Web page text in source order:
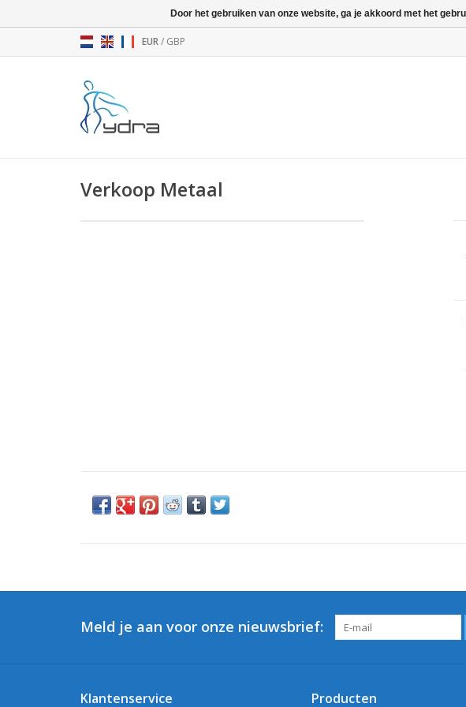
EUR/ GBP
Verkoop Metaal
Meld je aan voor onze nieuwsbrief:
Klantenservice Producten
Door het gebruiken van onze website, ga je akkoord met het